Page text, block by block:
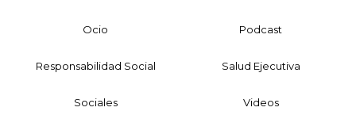
Ocio Podcast
Responsabilidad Social Salud Ejecutiva
Sociales Videos